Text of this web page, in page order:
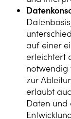
auf einer
erleichtert
notwendig
zur
erlaubt
Daten und